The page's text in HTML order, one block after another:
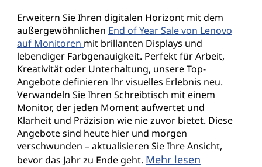
Erweitern Sie Ihren digitalen Horizont mit dem
außergewöhnlichen End of Year Sale von Lenovo
auf Monitoren mit brillanten Displays und
lebendiger Farbgenauigkeit. Perfekt für Arbeit,
Kreativität oder Unterhaltung, unsere Top-
Angebote definieren Ihr visuelles Erlebnis neu.
Verwandeln Sie Ihren Schreibtisch mit einem
Monitor, der jeden Moment aufwertet und
Klarheit und Präzision wie nie zuvor bietet. Diese
Angebote sind heute hier und morgen
verschwunden – aktualisieren Sie Ihre Ansicht,
bevor das Jahr zu Ende geht. Mehr lesen